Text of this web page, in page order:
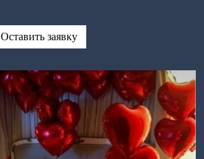
Оставить заявку